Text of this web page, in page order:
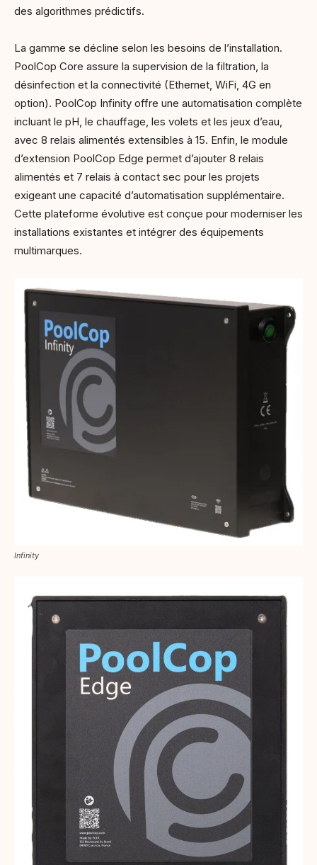
des algorithmes prédictifs.
La gamme se décline selon les besoins de l’installation.
PoolCop Core assure la supervision de la filtration, la
désinfection et la connectivité (Ethernet, WiFi, 4G en
option). PoolCop Infinity offre une automatisation complète
incluant le pH, le chauffage, les volets et les jeux d’eau,
avec 8 relais alimentés extensibles à 15. Enfin, le module
d’extension PoolCop Edge permet d’ajouter 8 relais
alimentés et 7 relais à contact sec pour les projets
exigeant une capacité d’automatisation supplémentaire.
Cette plateforme évolutive est conçue pour moderniser les
installations existantes et intégrer des équipements
multimarques.
Infinity